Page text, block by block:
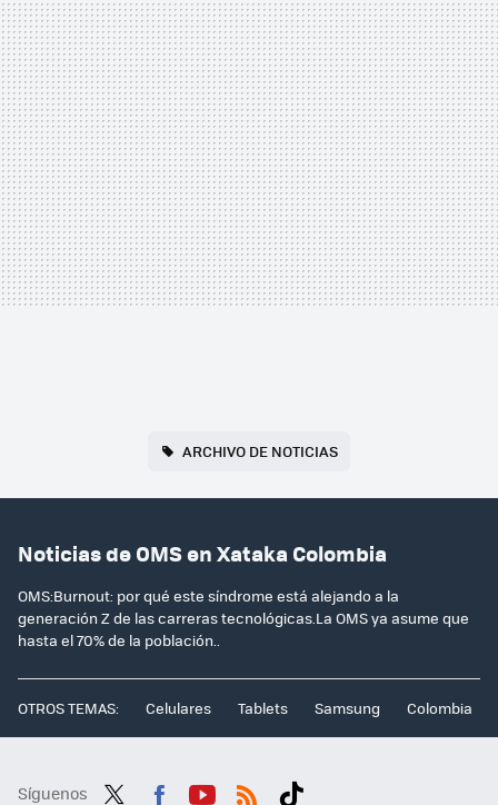
ARCHIVO DE NOTICIAS
Noticias de OMS en Xataka Colombia
OMS:Burnout: por qué este síndrome está alejando a la
generación Z de las carreras tecnológicas.La OMS ya asume que
hasta el 70% de la población..
OTROS TEMAS: Celulares Tablets Samsung Colombia
Síguenos